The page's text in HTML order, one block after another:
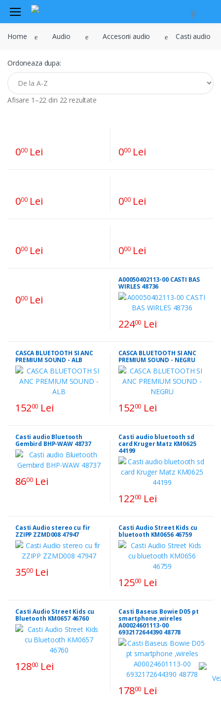
Audio
Sisteme de securitate si
Instrumente muzicale
Electrice , surse de alimentare si
iluminat
Cabluri
Home Audio Accesorii audio Casti audio
Ordoneaza dupa:
Afisare 1–22 din 22 rezultate
000Lei 000Lei
000Lei 000Lei
000Lei 000Lei
000Lei
A00050402113-00 CASTI BAS
WIRLES 48736
22400 Lei
CASCA BLUETOOTH SI ANC
PREMIUM SOUND - ALB
15200 Lei
CASCA BLUETOOTH SI ANC
PREMIUM SOUND - NEGRU
15200 Lei
Casti audio Bluetooth
Gembird BHP-WAW 48737
8600Lei
Casti audio bluetooth sd
card Kruger Matz KM0625
44199
12200 Lei
Casti Audio stereo cu fir
ZZIPP ZZMD008 47947
3500Lei
Casti Audio Street Kids cu
bluetooth KM0656 46759
12500 Lei
Casti Audio Street Kids cu
Bluetooth KM0657 46760
12800 Lei
Casti Baseus Bowie D05 pt
smartphone ,wireles
A00024601113-00
6932172644390 48778
17800 Lei